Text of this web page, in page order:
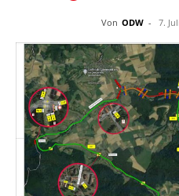
Von ODW - 7.